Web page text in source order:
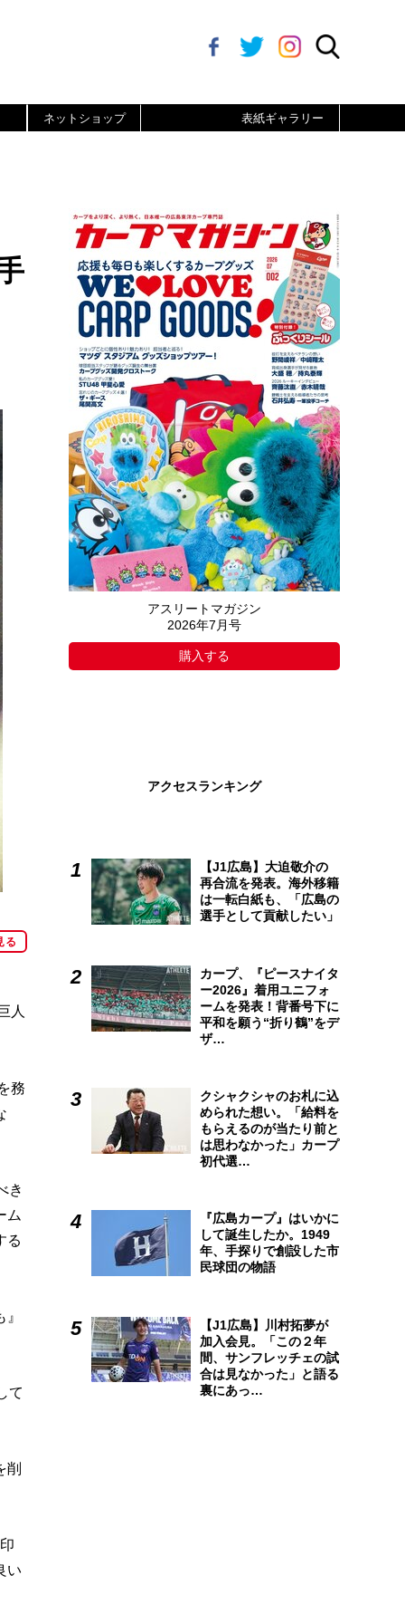
ネットショップ 表紙ギャラリー
る
人
務
き
ム
る
て
削
い
アスリートマガジン
2026年7月号
購入する
アクセスランキング
【J1広島】大迫敬介の
再合流を発表。海外移籍
は一転白紙も、「広島の
選手として貢献したい」
カープ、『ピースナイタ
ー2026』着用ユニフォ
ームを発表！背番号下に
平和を願う“折り鶴”をデ
ザ…
クシャクシャのお札に込
められた想い。「給料を
もらえるのが当たり前と
は思わなかった」カープ
初代選…
『広島カープ』はいかに
して誕生したか。1949
年、手探りで創設した市
民球団の物語
【J1広島】川村拓夢が
加入会見。「この２年
間、サンフレッチェの試
合は見なかった」と語る
裏にあっ…